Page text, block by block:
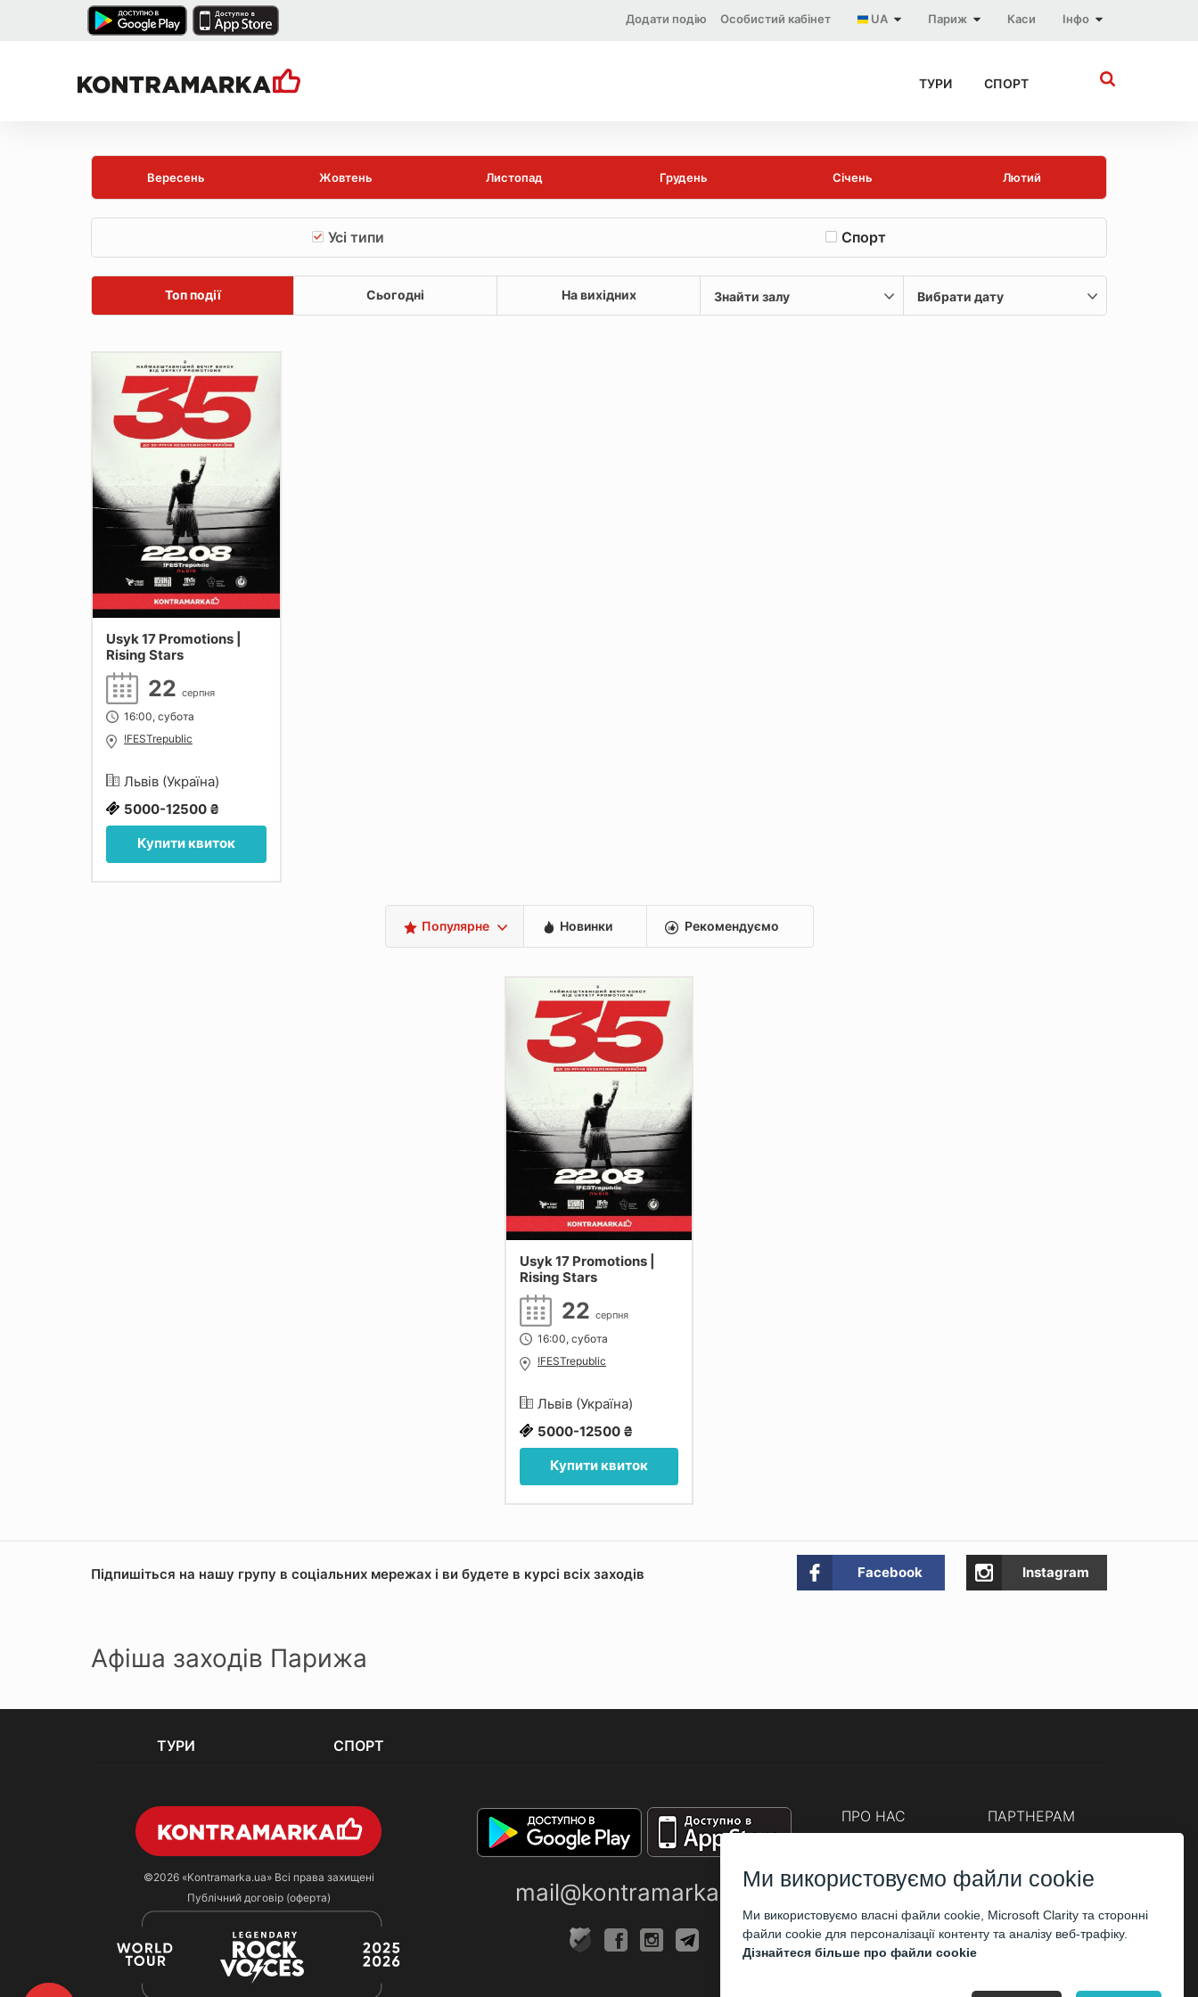
Інфо
Каси
Париж
UA
Особистий кабінет
Додати подію
ТУРИ СПОРТ
Вересень Жовтень Листопад Грудень Січень Лютий
Усі типи Спорт
Топ події Сьогодні На вихідних
Usyk 17 Promotions |
Rising Stars
22 серпня
16:00, субота
!FESTrepublic
Львів (Україна)
5000-12500 ₴
Купити квиток
Популярне Новинки Рекомендуємо
Usyk 17 Promotions |
Rising Stars
22 серпня
16:00, субота
!FESTrepublic
Львів (Україна)
5000-12500 ₴
Купити квиток
Підпишіться на нашу групу в соціальних мережах і ви будете в курсі всіх заходів Facebook Instagram
Афіша заходів Парижа
ТУРИ СПОРТ
©2026 «Kontramarka.ua»Всі права захищені
Публічний договір (оферта)
mail@kontramarka.ua
ПРО НАС ПАРТНЕРАМ
Корпоративним клієнтам
Ми використовуємо файли cookie
Ми використовуємо власні файли cookie, Microsoft Clarity та сторонні
файли cookie для персоналізації контенту та аналізу веб-трафіку.
Дізнайтеся більше про файли cookie